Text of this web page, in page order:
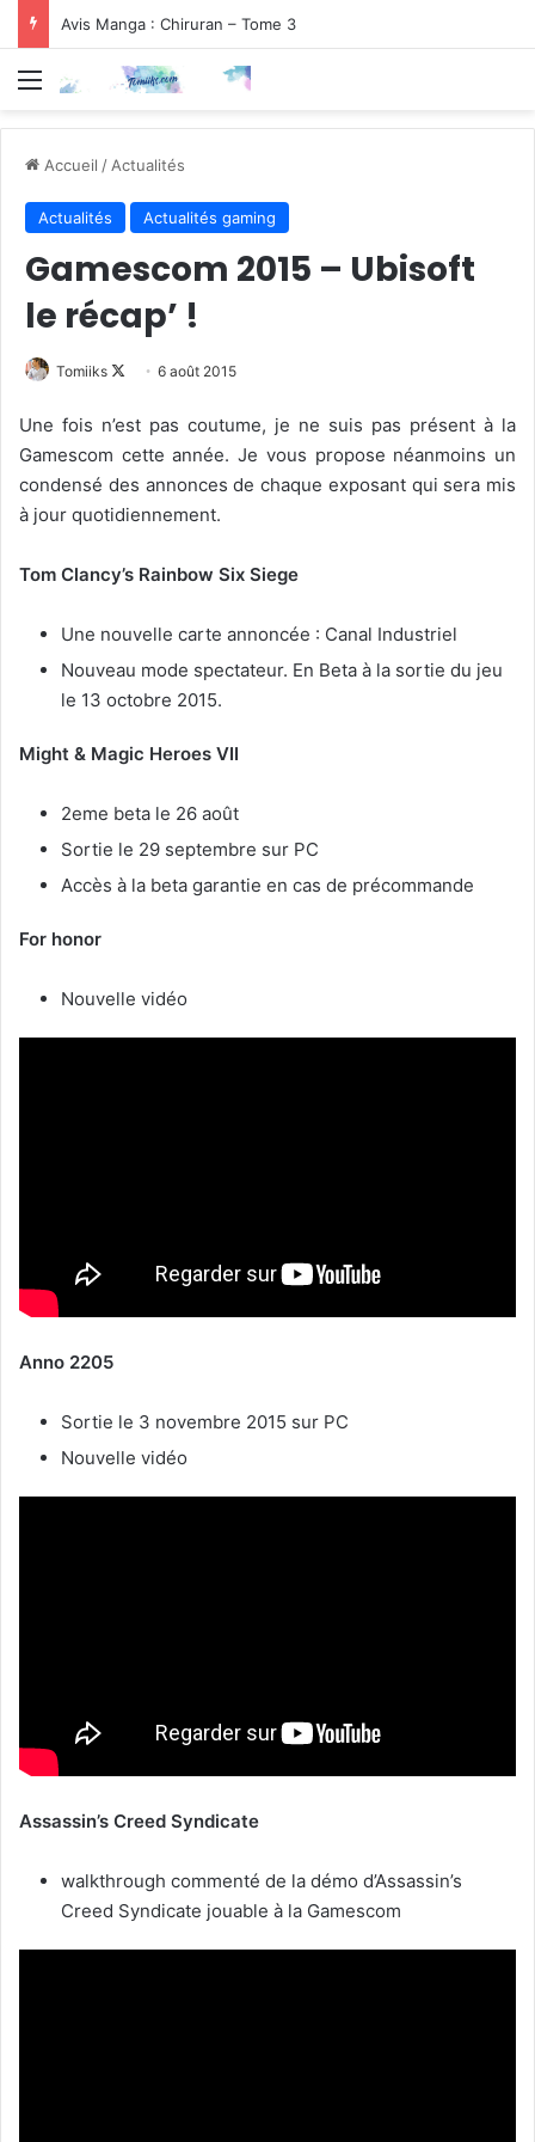
Avis Manga : Chiruran – Tome 3
Menu
Accueil / Actualités
Actualités Actualités gaming
Gamescom 2015 – Ubisoft
le récap’ !
Tomiiks
Follow
X
6 août 2015
Une fois n’est pas coutume, je ne suis pas présent à la
Gamescom cette année. Je vous propose néanmoins un
condensé des annonces de chaque exposant qui sera mis
à jour quotidiennement.
Tom Clancy’s Rainbow Six Siege
Une nouvelle carte annoncée : Canal Industriel
Nouveau mode spectateur. En Beta à la sortie du jeu
le 13 octobre 2015.
Might & Magic Heroes VII
2eme beta le 26 août
Sortie le 29 septembre sur PC
Accès à la beta garantie en cas de précommande
For honor
Nouvelle vidéo
Anno 2205
Sortie le 3 novembre 2015 sur PC
Nouvelle vidéo
Assassin’s Creed Syndicate
walkthrough commenté de la démo d’Assassin’s
Creed Syndicate jouable à la Gamescom